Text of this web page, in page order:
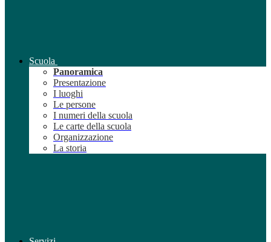
Scuola
Panoramica
Presentazione
I luoghi
Le persone
I numeri della scuola
Le carte della scuola
Organizzazione
La storia